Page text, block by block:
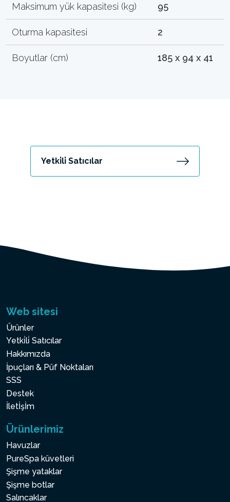
Maksimum yük kapasitesi (kg) 95
Oturma kapasitesi 2
Boyutlar (cm) 185 x 94 x 41
Yetki̇li̇ Satıcılar
Web sitesi
Ürünler
Yetki̇li̇ Satıcılar
Hakkımızda
İpuçları & Püf Noktaları
SSS
Destek
İletİşİm
Ürünlerimiz
Havuzlar
PureSpa küvetleri
Şişme yataklar
Şişme botlar
Salıncaklar